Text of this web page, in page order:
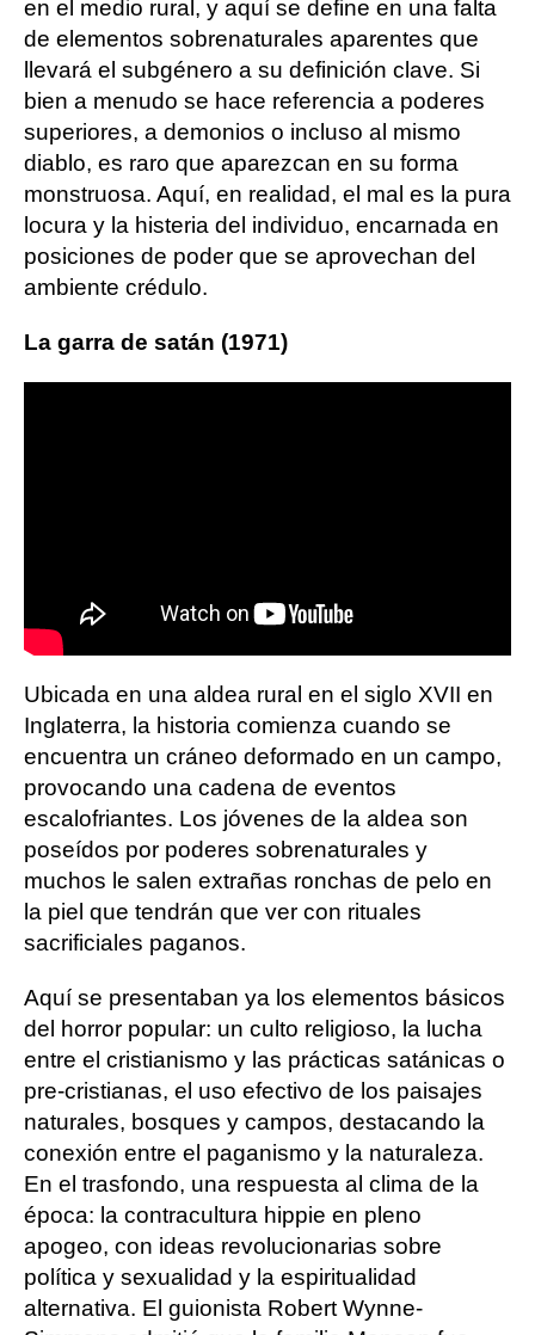
en el medio rural, y aquí se define en una falta
de elementos sobrenaturales aparentes que
llevará el subgénero a su definición clave. Si
bien a menudo se hace referencia a poderes
superiores, a demonios o incluso al mismo
diablo, es raro que aparezcan en su forma
monstruosa. Aquí, en realidad, el mal es la pura
locura y la histeria del individuo, encarnada en
posiciones de poder que se aprovechan del
ambiente crédulo.
La garra de satán (1971)
Ubicada en una aldea rural en el siglo XVII en
Inglaterra, la historia comienza cuando se
encuentra un cráneo deformado en un campo,
provocando una cadena de eventos
escalofriantes. Los jóvenes de la aldea son
poseídos por poderes sobrenaturales y
muchos le salen extrañas ronchas de pelo en
la piel que tendrán que ver con rituales
sacrificiales paganos.
Aquí se presentaban ya los elementos básicos
del horror popular: un culto religioso, la lucha
entre el cristianismo y las prácticas satánicas o
pre-cristianas, el uso efectivo de los paisajes
naturales, bosques y campos, destacando la
conexión entre el paganismo y la naturaleza.
En el trasfondo, una respuesta al clima de la
época: la contracultura hippie en pleno
apogeo, con ideas revolucionarias sobre
política y sexualidad y la espiritualidad
alternativa. El guionista Robert Wynne-